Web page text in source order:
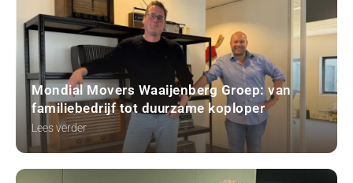
Mondial Movers Waaijenberg Groep: van
familiebedrijf tot duurzame koploper
Lees verder